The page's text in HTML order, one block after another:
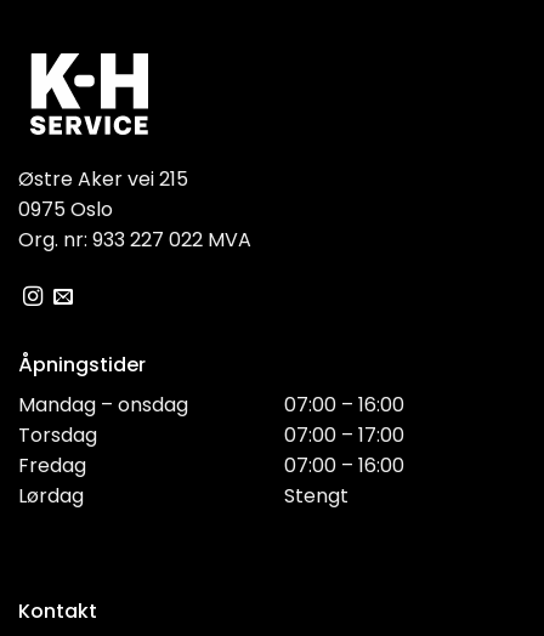
Østre Aker vei 215
0975 Oslo
Org. nr: 933 227 022 MVA
Åpningstider
Mandag – onsdag
Torsdag
Fredag
Lørdag
07:00 – 16:00
07:00 – 17:00
07:00 – 16:00
Stengt
Kontakt